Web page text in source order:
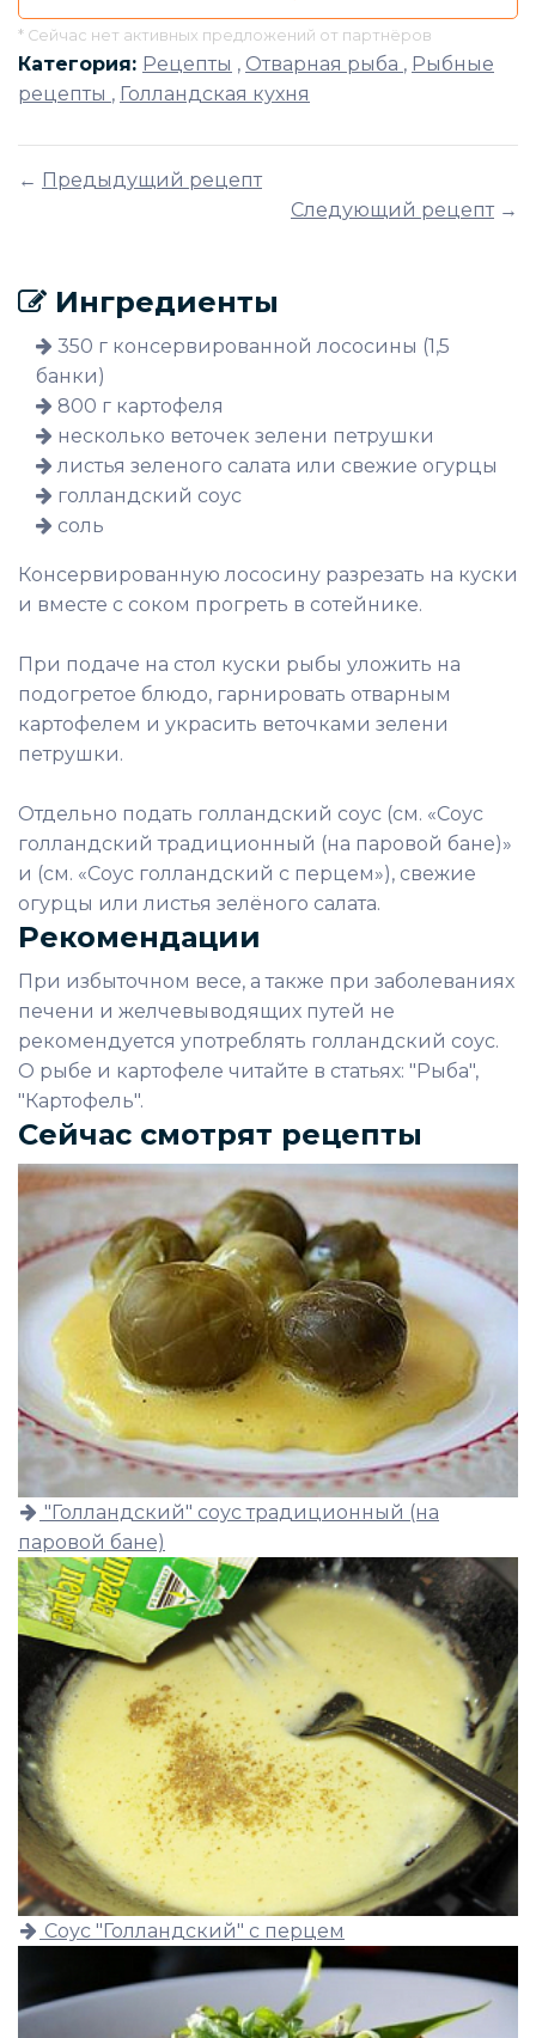
* Сейчас нет активных предложений от партнёров
Категория: Рецепты , Отварная рыба , Рыбные
рецепты , Голландская кухня
← Предыдущий рецепт
Следующий рецепт→
Ингредиенты
350 г консервированной лососины (1,5
банки)
800 г картофеля
несколько веточек зелени петрушки
листья зеленого салата или свежие огурцы
голландский соус
соль
Консервированную лососину разрезать на куски
и вместе с соком прогреть в сотейнике.
При подаче на стол куски рыбы уложить на
подогретое блюдо, гарнировать отварным
картофелем и украсить веточками зелени
петрушки.
Отдельно подать голландский соус (см. «Соус
голландский традиционный (на паровой бане)»
и (см. «Соус голландский с перцем»), свежие
огурцы или листья зелёного салата.
Рекомендации
При избыточном весе, а также при заболеваниях
печени и желчевыводящих путей не
рекомендуется употреблять голландский соус.
О рыбе и картофеле читайте в статьях: "Рыба",
"Картофель".
Сейчас смотрят рецепты
"Голландский" соус традиционный (на
паровой бане)
Соус "Голландский" с перцем